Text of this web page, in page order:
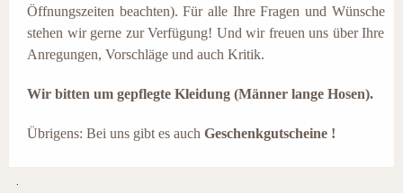
Öffnungszeiten beachten). Für alle Ihre Fragen und Wünsche
stehen wir gerne zur Verfügung! Und wir freuen uns über Ihre
Anregungen, Vorschläge und auch Kritik.
Wir bitten um gepflegte Kleidung (Männer lange Hosen).
Übrigens: Bei uns gibt es auch Geschenkgutscheine !